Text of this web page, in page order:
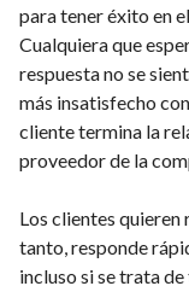
para tener éxito en
Cualquiera que
respuesta no se
más insatisfecho
cliente termina la
proveedor de la
Los clientes
tanto, responde
incluso si se trata